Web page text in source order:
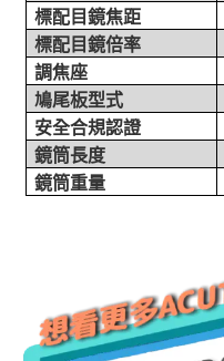
標配目鏡焦距
標配目鏡倍率
調焦座
鳩尾板型式
安全合規認證
鏡筒長度
鏡筒重量